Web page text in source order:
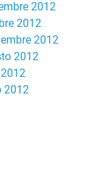
2012
2012
2012
2012
2012